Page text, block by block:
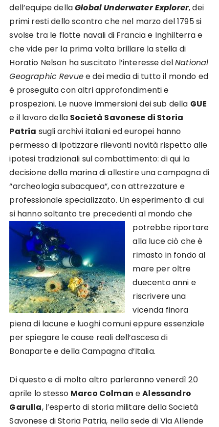
dell’equipe dellaGlobal Underwater Explorer, dei
primi resti dello scontro che nel marzo del 1795 si
svolse tra le flotte navali di Francia e Inghilterra e
che vide per la prima volta brillare la stella di
Horatio Nelson ha suscitato l’interesse delNational
Geographic Revuee dei media di tutto il mondo ed
è proseguita con altri approfondimenti e
prospezioni. Le nuove immersioni dei sub della GUE
e il lavoro della Società Savonese di Storia
Patria sugli archivi italiani ed europei hanno
permesso di ipotizzare rilevanti novità rispetto alle
ipotesi tradizionali sul combattimento: di qui la
decisione della marina di allestire una campagna di
“archeologia subacquea”, con attrezzature e
professionale specializzato. Un esperimento di cui
si hanno soltanto tre precedenti al mondo che
potrebbe riportare
alla luce ciò che è
rimasto in fondo al
mare per oltre
duecento anni e
riscrivere una
vicenda finora
piena di lacune e luoghi comuni eppure essenziale
per spiegare le cause reali dell’ascesa di
Bonaparte e della Campagna d’Italia.
Di questo e di molto altro parleranno venerdì 20
aprile lo stesso Marco Colman eAlessandro
Garulla, l’esperto di storia militare della Società
Savonese di Storia Patria, nella sede di Via Allende